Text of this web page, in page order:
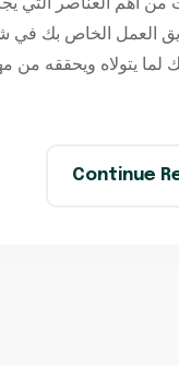
العمل الخاص بك في
لما يتولاه ويحققه من
Continue